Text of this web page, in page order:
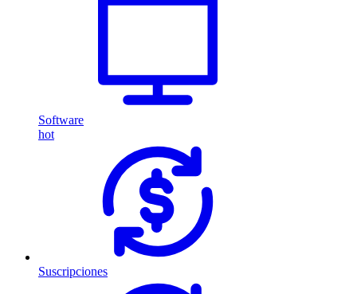
Software
hot
Suscripciones